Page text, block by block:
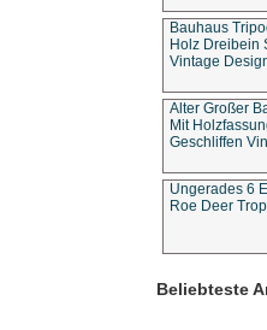
Bauhaus
Holz Dreibein
Vintage
Alter Großer
Mit
Geschliffen
Ungerades 6
Roe Deer
Beliebteste